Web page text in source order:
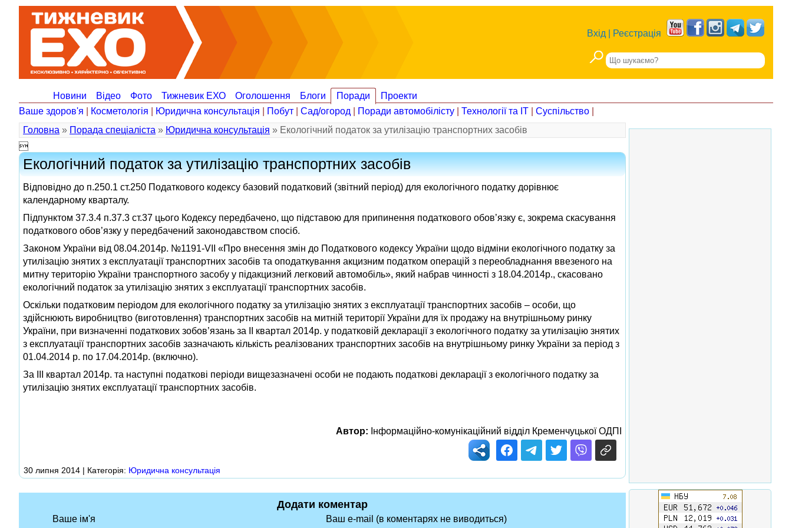
Вхід Реєстрація
Новини Відео Фото Тижневик ЕХО Оголошення Блоги Поради
Проекти
Ваше здоров'я
Косметологія Юридична консультація Побут Сад/огород Поради автомобілісту Технології та ІТ Суспільство
Головна » Порада спеціаліста » Юридична консультація » Екологічний податок за утилізацію транспортних засобів

Екологічний податок за утилізацію транспортних засобів
Відповідно до п.250.1 ст.250 Податкового кодексу базовий податковий (звітний період) для екологічного податку дорівнює
календарному кварталу.
Підпунктом 37.3.4 п.37.3 ст.37 цього Кодексу передбачено, що підставою для припинення податкового обов’язку є, зокрема скасування
податкового обов’язку у передбачений законодавством спосіб.
Законом України від 08.04.2014р. №1191-VII «Про внесення змін до Податкового кодексу України щодо відміни екологічного податку за
утилізацію знятих з експлуатації транспортних засобів та оподаткування акцизним податком операцій з переобладнання ввезеного на
митну територію України транспортного засобу у підакцизний легковий автомобіль», який набрав чинності з 18.04.2014р., скасовано
екологічний податок за утилізацію знятих з експлуатації транспортних засобів.
Оскільки податковим періодом для екологічного податку за утилізацію знятих з експлуатації транспортних засобів – особи, що
здійснюють виробництво (виготовлення) транспортних засобів на митній території України для їх продажу на внутрішньому ринку
України, при визначенні податкових зобов’язань за ІІ квартал 2014р. у податковій декларації з екологічного податку за утилізацію знятих
з експлуатації транспортних засобів зазначають кількість реалізованих транспортних засобів на внутрішньому ринку України за період з
01.04.2014 р. по 17.04.2014р. (включно).
За ІІІ квартал 2014р. та наступні податкові періоди вищезазначені особи не подають податкові декларації з екологічного податку за
утилізацію знятих експлуатації транспортних засобів.
Автор: Інформаційно-комунікаційний відділ Кременчуцької ОДПІ
30 липня 2014 | Категорія: Юридична консультація
Додати коментар
Ваше ім'я Ваш e-mail (в коментарях не виводиться)